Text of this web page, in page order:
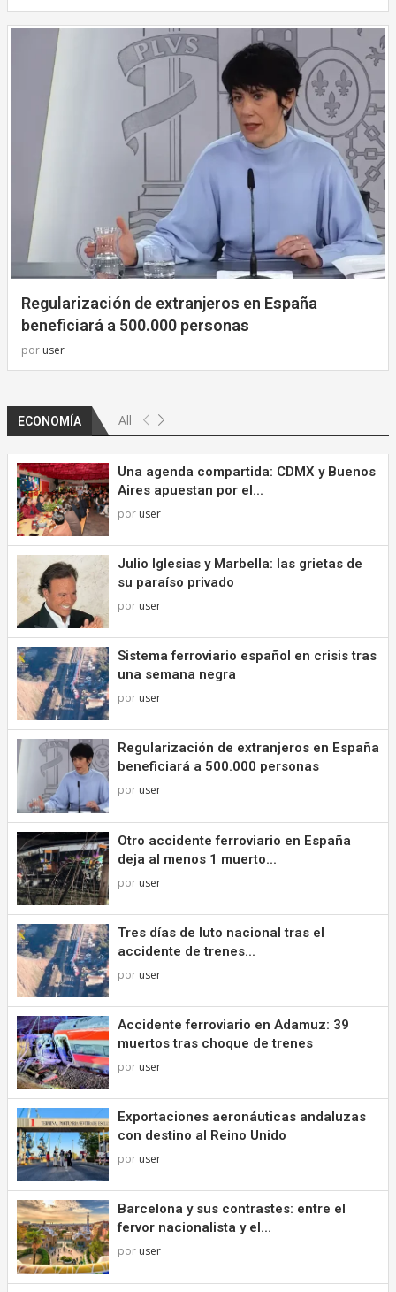
Regularización de extranjeros en España
beneficiará a 500.000 personas
por user
ECONOMÍA All
Una agenda compartida: CDMX y Buenos
Aires apuestan por el...
por user
Julio Iglesias y Marbella: las grietas de
su paraíso privado
por user
Sistema ferroviario español en crisis tras
una semana negra
por user
Regularización de extranjeros en España
beneficiará a 500.000 personas
por user
Otro accidente ferroviario en España
deja al menos 1 muerto...
por user
Tres días de luto nacional tras el
accidente de trenes...
por user
Accidente ferroviario en Adamuz: 39
muertos tras choque de trenes
por user
Exportaciones aeronáuticas andaluzas
con destino al Reino Unido
por user
Barcelona y sus contrastes: entre el
fervor nacionalista y el...
por user